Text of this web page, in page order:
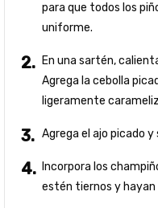
para que todos los
uniforme.
En una sartén,
Agrega la cebolla
ligeramente
Agrega el ajo picado
Incorpora los
estén tiernos y hayan